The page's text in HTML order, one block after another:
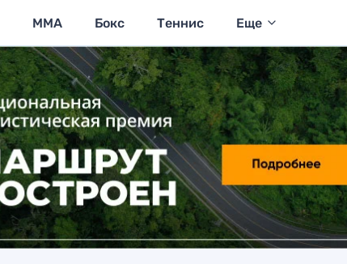
MMA Бокс Теннис Еще